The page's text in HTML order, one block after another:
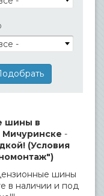
-
шины в
-
(Условия
шины
в наличии и под